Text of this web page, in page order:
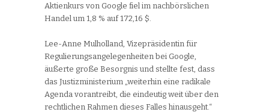
Aktienkurs von Google fiel im nachbörslichen
Handel um 1,8 % auf 172,16 $.
Lee-Anne Mulholland, Vizepräsidentin für
Regulierungsangelegenheiten bei Google,
äußerte große Besorgnis und stellte fest, dass
das Justizministerium „weiterhin eine radikale
Agenda vorantreibt, die eindeutig weit über den
rechtlichen Rahmen dieses Falles hinausgeht.“